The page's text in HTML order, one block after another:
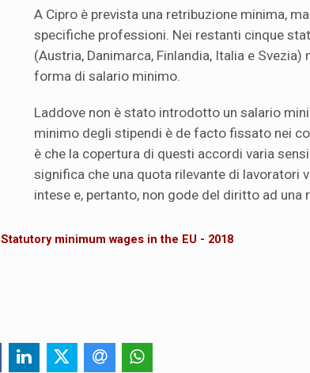
A Cipro è prevista una retribuzione minima,
specifiche professioni. Nei restanti cinque
(Austria, Danimarca, Finlandia, Italia e Svezia)
forma di salario minimo.
Laddove non è stato introdotto un salario
minimo degli stipendi è de facto fissato nei
è che la copertura di questi accordi varia
significa che una quota rilevante di lavoratori
intese e, pertanto, non gode del diritto ad una
Statutory minimum wages in the EU - 2018